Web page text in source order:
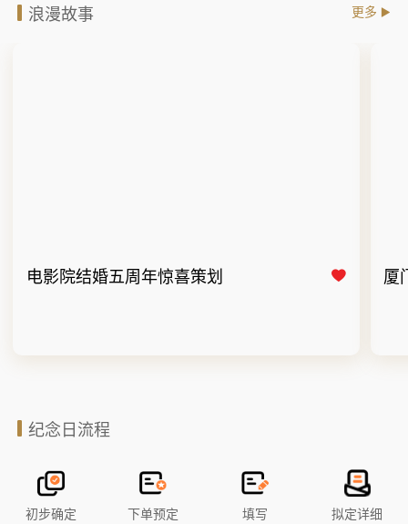
浪漫故事 更多
电影院结婚五周年惊喜策划 厦
纪念日流程
初步确定
下单预定
填写
拟定详细